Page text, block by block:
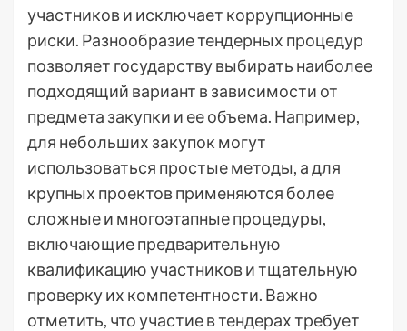
участников и исключает коррупционные
риски. Разнообразие тендерных процедур
позволяет государству выбирать наиболее
подходящий вариант в зависимости от
предмета закупки и ее объема. Например,
для небольших закупок могут
использоваться простые методы, а для
крупных проектов применяются более
сложные и многоэтапные процедуры,
включающие предварительную
квалификацию участников и тщательную
проверку их компетентности. Важно
отметить, что участие в тендерах требует